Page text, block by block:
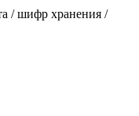
/ шифр хранения /